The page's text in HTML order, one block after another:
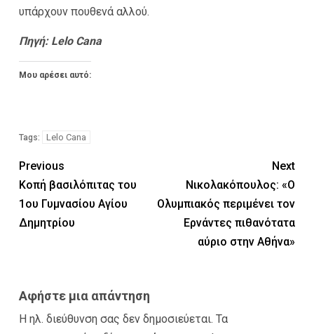
υπάρχουν πουθενά αλλού.
Πηγή: Lelo Cana
Μου αρέσει αυτό:
Tags: Lelo Cana
Previous
Κοπή βασιλόπιτας του
1ου Γυμνασίου Αγίου
Δημητρίου
Next
Νικολακόπουλος: «Ο
Ολυμπιακός περιμένει τον
Ερνάντες πιθανότατα
αύριο στην Αθήνα»
Αφήστε μια απάντηση
Η ηλ. διεύθυνση σας δεν δημοσιεύεται. Τα